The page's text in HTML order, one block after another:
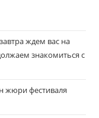
ждем вас на
знакомиться с
жюри фестиваля